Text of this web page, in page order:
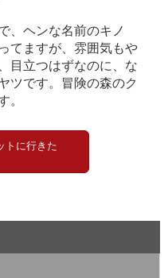
、ヘンな名前のキノ
てますが、雰囲気もや
目立つはずなのに、な
ツです。冒険の森のク
。